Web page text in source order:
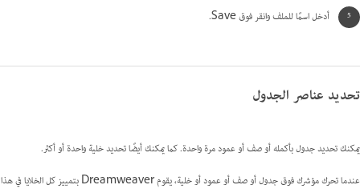
أدخل اسمًا للملف وانقر فوق Save.
تحديد عناصر الجدول
يمكنك تحديد جدول بأكمله أو صف أو عمود مرة واحدة. كما يمكنك أيضًا تحديد خلية واحدة أو أكثر.
عندما تحرك مؤشرك فوق جدول أو صف أو عمود أو خلية، يقوم Dreamweaver بتمييز كل الخلايا في هذا